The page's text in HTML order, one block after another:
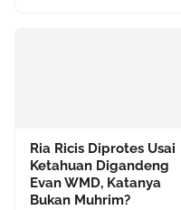
Ria Ricis Diprotes Usai
Ketahuan Digandeng
Evan WMD, Katanya
Bukan Muhrim?